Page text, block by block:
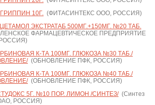
10Г.(ФИТАСИНТЕКС ООО, РОССИЯ)
ЭКСТРАТАБ 500МГ.+150МГ. №20 ТАБ.
ФАРМАЦЕВТИЧЕСКОЕ ПРЕДПРИЯТИЕ
К-ТА 100МГ. ГЛЮКОЗА №30 ТАБ./
(ОБНОВЛЕНИЕ ПФК, РОССИЯ)
К-ТА 100МГ. ГЛЮКОЗА №40 ТАБ./
(ОБНОВЛЕНИЕ ПФК, РОССИЯ)
5Г. №10 ПОР. ЛИМОН /СИНТЕЗ/(Синтез
РОССИЯ)